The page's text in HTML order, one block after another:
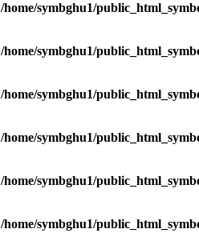
/home/symbghu1/
/home/symbghu1/
/home/symbghu1/
/home/symbghu1/
/home/symbghu1/
/home/symbghu1/